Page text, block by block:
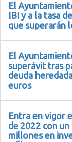
El
IBI y a la tasa
que superarán
El
superávit tras
deuda
euros
Entra en vigor
de 2022 con
millones en